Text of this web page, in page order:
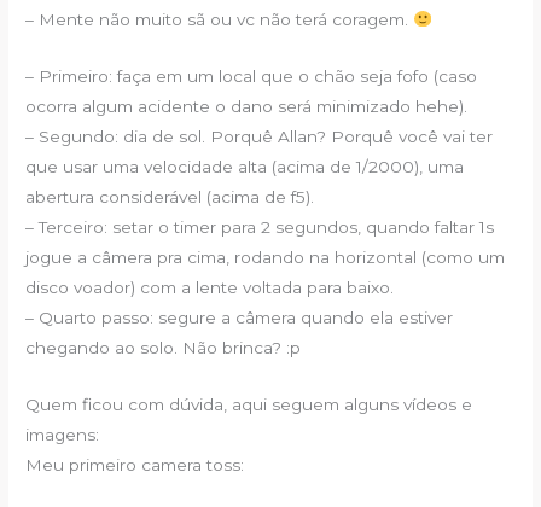
– Mente não muito sã ou vc não terá coragem.
– Primeiro: faça em um local que o chão seja fofo (caso
ocorra algum acidente o dano será minimizado hehe).
– Segundo: dia de sol. Porquê Allan? Porquê você vai ter
que usar uma velocidade alta (acima de 1/2000), uma
abertura considerável (acima de f5).
– Terceiro: setar o timer para 2 segundos, quando faltar 1s
jogue a câmera pra cima, rodando na horizontal (como um
disco voador) com a lente voltada para baixo.
– Quarto passo: segure a câmera quando ela estiver
chegando ao solo. Não brinca? :p
Quem ficou com dúvida, aqui seguem alguns vídeos e
imagens:
Meu primeiro camera toss: